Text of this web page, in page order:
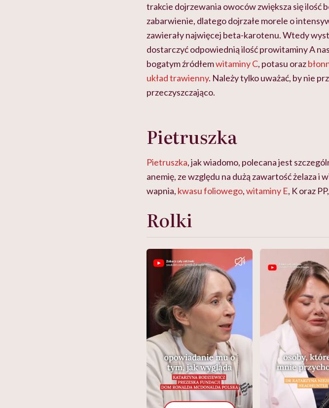
trakcie dojrzewania owoców zwiększa się ilość
zabarwienie, dlatego dojrzałe morele o
zawierały najwięcej beta-karotenu. Wtedy
dostarczyć odpowiednią ilość prowitaminy A
bogatym źródłemwitaminy C, potasu oraz
układ trawienny. Należy tylko uważać, by nie
przeczyszczająco.
Pietruszka
Pietruszka, jak wiadomo, polecana jest
anemię, ze względu na dużą zawartość żelaza i
wapnia, kwasu foliowego,witaminy E, K oraz
Rolki